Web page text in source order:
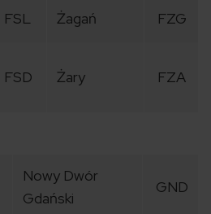
FSL Żagań FZG
FSD Żary FZA
Nowy Dwór
Gdański
GND